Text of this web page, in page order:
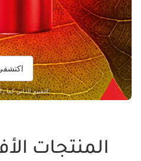
التقييم الذاتي كما رأته 111 امرأة.
المنتجات